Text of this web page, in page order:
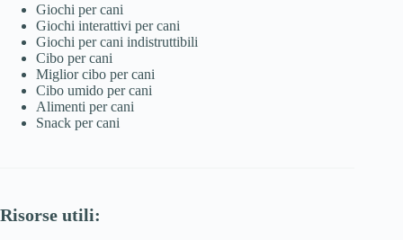
Giochi per cani
Giochi interattivi per cani
Giochi per cani indistruttibili
Cibo per cani
Miglior cibo per cani
Cibo umido per cani
Alimenti per cani
Snack per cani
Risorse utili: